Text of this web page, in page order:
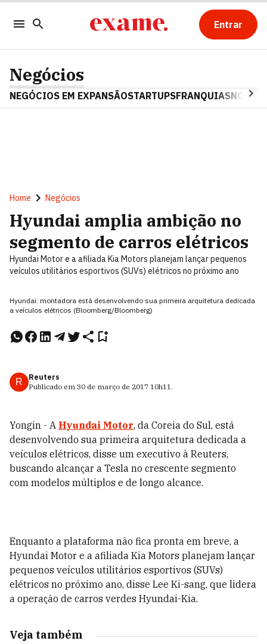
Entrar
Negócios
NEGÓCIOS EM EXPANSÃOSTARTUPSFRANQUIAS
Home Negócios
Hyundai amplia ambição no
segmento de carros elétricos
Hyundai Motor e a afiliada Kia Motors planejam lançar pequenos
veículos utilitários esportivos (SUVs) elétricos no próximo ano
Hyundai: montadora está desenvolvendo sua primeira arquitetura dedicada
a veículos elétricos (Bloomberg/Bloomberg)
R
Reuters
Publicado em 30 de março de 2017 10h11.
Yongin - A Hyundai Motor, da Coreia do Sul, está
desenvolvendo sua primeira arquitetura dedicada a
veículos elétricos, disse um executivo à Reuters,
buscando alcançar a Tesla no crescente segmento
com modelos múltiplos e de longo alcance.
Enquanto a plataforma não fica pronta em breve, a
Hyundai Motor e a afiliada Kia Motors planejam lançar
pequenos veículos utilitários esportivos (SUVs)
elétricos no próximo ano, disse Lee Ki-sang, que lidera
a operação de carros verdes Hyundai-Kia.
Veja também